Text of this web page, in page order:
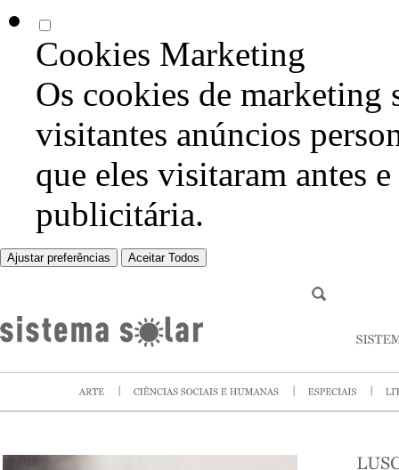
Cookies Marketing
Os cookies de marketing
visitantes anúncios
que eles visitaram antes
publicitária.
Ajustar preferências Aceitar Todos